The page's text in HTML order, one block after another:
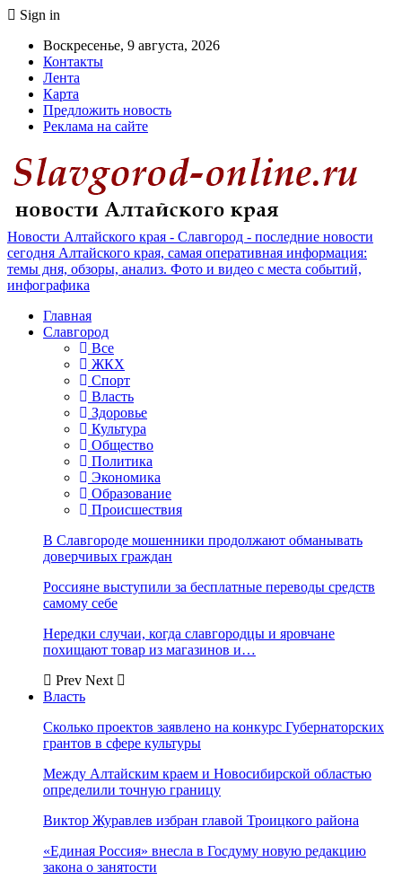
Sign in
Воскресенье, 9 августа, 2026
Контакты
Лента
Карта
Предложить новость
Реклама на сайте
Новости Алтайского края - Славгород - последние новости
сегодня Алтайского края, самая оперативная информация:
темы дня, обзоры, анализ. Фото и видео с места событий,
инфографика
Главная
Славгород
Все
ЖКХ
Спорт
Власть
Здоровье
Культура
Общество
Политика
Экономика
Образование
Происшествия
В Славгороде мошенники продолжают обманывать
доверчивых граждан
Россияне выступили за бесплатные переводы средств
самому себе
Нередки случаи, когда славгородцы и яровчане
похищают товар из магазинов и…
Prev Next
Власть
Сколько проектов заявлено на конкурс Губернаторских
грантов в сфере культуры
Между Алтайским краем и Новосибирской областью
определили точную границу
Виктор Журавлев избран главой Троицкого района
«Единая Россия» внесла в Госдуму новую редакцию
закона о занятости